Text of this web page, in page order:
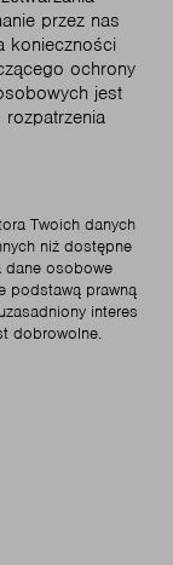
przez nas
konieczności
ochrony
jest
Twoich danych
niż dostępne
dane osobowe
podstawą prawną
interes
dobrowolne.